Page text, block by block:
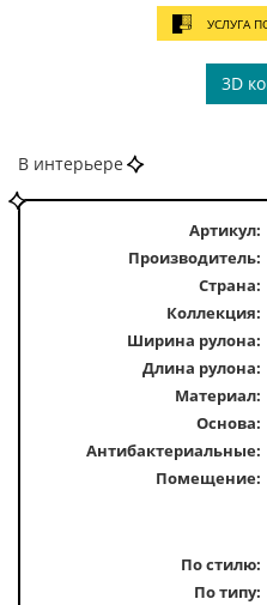
УСЛУГА
3D
В интерьере
Артикул:
Производитель:
Страна:
Коллекция:
Ширина рулона:
Длина рулона:
Материал:
Основа:
Антибактериальные:
Помещение
По стилю
По типу